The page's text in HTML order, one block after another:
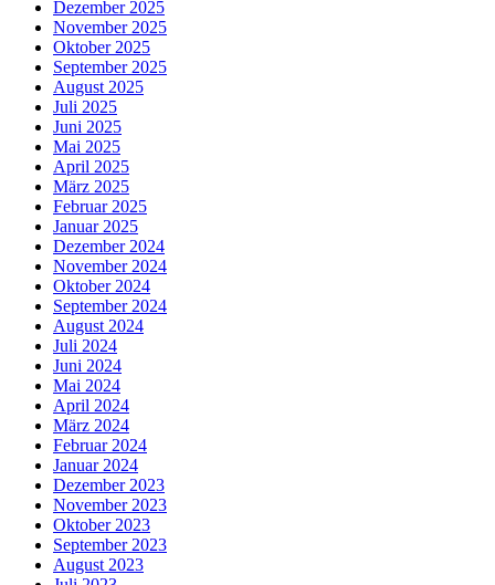
Dezember 2025
November 2025
Oktober 2025
September 2025
August 2025
Juli 2025
Juni 2025
Mai 2025
April 2025
März 2025
Februar 2025
Januar 2025
Dezember 2024
November 2024
Oktober 2024
September 2024
August 2024
Juli 2024
Juni 2024
Mai 2024
April 2024
März 2024
Februar 2024
Januar 2024
Dezember 2023
November 2023
Oktober 2023
September 2023
August 2023